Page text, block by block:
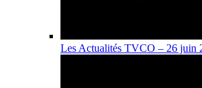
Les Actualités TVCO – 26 juin